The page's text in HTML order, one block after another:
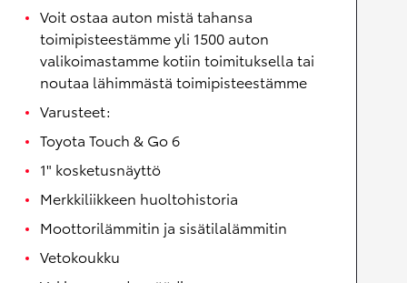
Voit ostaa auton mistä tahansa
toimipisteestämme yli 1500 auton
valikoimastamme kotiin toimituksella tai
noutaa lähimmästä toimipisteestämme
Varusteet:
Toyota Touch & Go 6
1" kosketusnäyttö
Merkkiliikkeen huoltohistoria
Moottorilämmitin ja sisätilalämmitin
Vetokoukku